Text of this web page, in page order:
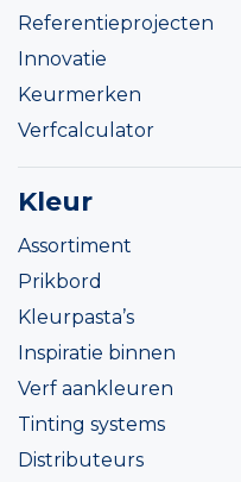
Referentieprojecten
Innovatie
Keurmerken
Verfcalculator
Kleur
Assortiment
Prikbord
Kleurpasta’s
Inspiratie binnen
Verf aankleuren
Tinting systems
Distributeurs